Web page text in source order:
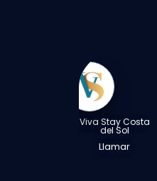
Viva Stay Costa
del Sol
Llamar